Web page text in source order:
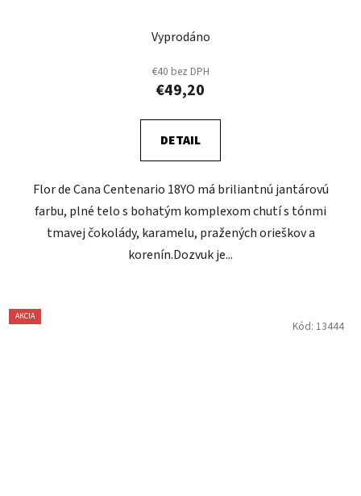
Vyprodáno
€40 bez DPH
€49,20
DETAIL
Flor de Cana Centenario 18YO má briliantnú jantárovú
farbu, plné telo s bohatým komplexom chutí s tónmi
tmavej čokolády, karamelu, pražených orieškov a
korenín.Dozvuk je...
AKCIA
Kód: 13444